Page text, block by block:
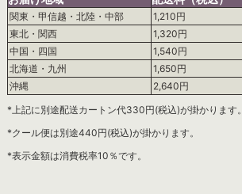
関東・甲信越・北陸・中部
1,210円
東北・関西
1,320円
中国・四国
1,540円
北海道・九州
1,650円
沖縄
2,640円
*上記に別途配送カートン代330円(税込)が掛かります。
*クール便は別途440円(税込)が掛かります。
*表示金額は消費税率10％です。